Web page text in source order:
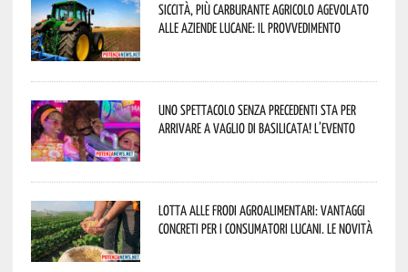
Siccità, più carburante agricolo agevolato
alle aziende lucane: il provvedimento
Uno spettacolo senza precedenti sta per
arrivare a Vaglio di Basilicata! L’evento
Lotta alle frodi agroalimentari: vantaggi
concreti per i consumatori lucani. Le novità